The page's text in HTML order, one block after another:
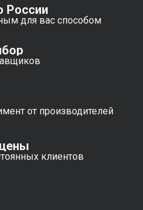
России
для вас способом
от производителей
клиентов